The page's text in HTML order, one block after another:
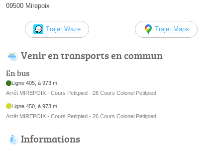
09500 Mirepoix
Trajet Waze Trajet Maps
Venir en transports en commun
En bus
Ligne 405, à 973 m
Arrêt MIREPOIX - Cours Petitpied - 26 Cours Colonel Petitpied
Ligne 450, à 973 m
Arrêt MIREPOIX - Cours Petitpied - 26 Cours Colonel Petitpied
Informations